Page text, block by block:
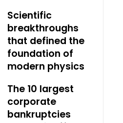
Scientific
breakthroughs
that defined the
foundation of
modern physics
The 10 largest
corporate
bankruptcies